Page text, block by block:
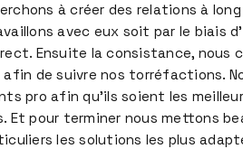
à créer des relations à
avec eux soit par le biais
Ensuite la consistance, nous
de suivre nos torréfactions.
pro afin qu’ils soient les
Et pour terminer nous mettons
les solutions les plus